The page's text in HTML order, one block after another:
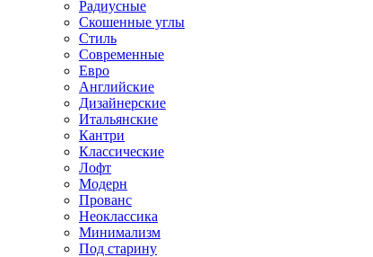
Радиусные
Скошенные углы
Стиль
Современные
Евро
Английские
Дизайнерские
Итальянские
Кантри
Классические
Лофт
Модерн
Прованс
Неоклассика
Минимализм
Под старину